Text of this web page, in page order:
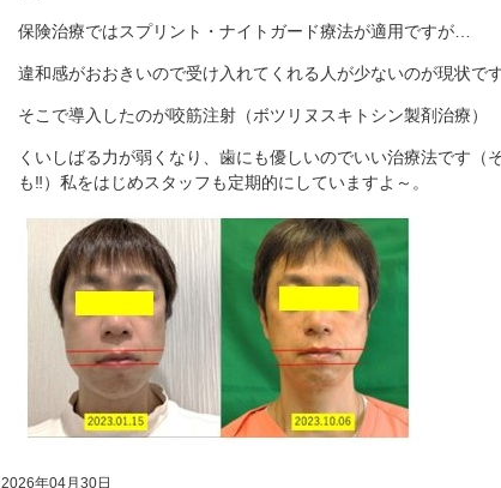
保険治療ではスプリント・ナイトガード療法が適用ですが…
違和感がおおきいので受け入れてくれる人が少ないのが現状です
そこで導入したのが咬筋注射（ボツリヌスキトシン製剤治療）
くいしばる力が弱くなり、歯にも優しいのでいい治療法です（
も‼）私をはじめスタッフも定期的にしていますよ～。
2026年04月30日